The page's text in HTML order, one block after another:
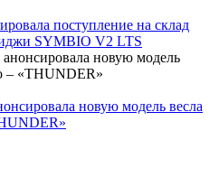
поступление на склад
SYMBIO V2 LTS
новую модель весла